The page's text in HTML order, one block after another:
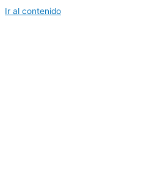
Ir al contenido